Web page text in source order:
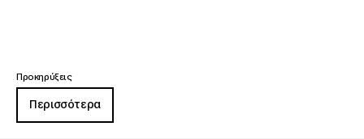
Προκηρύξεις
Περισσότερα